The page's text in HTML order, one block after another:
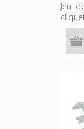
Jeu